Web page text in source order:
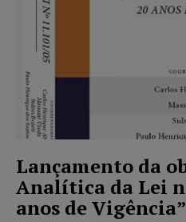
Lançamento da
Analítica da Lei
anos de Vigência”